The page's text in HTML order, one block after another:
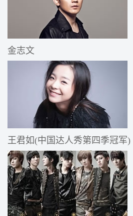
金志文
王君如(中国达人秀第四季冠军)